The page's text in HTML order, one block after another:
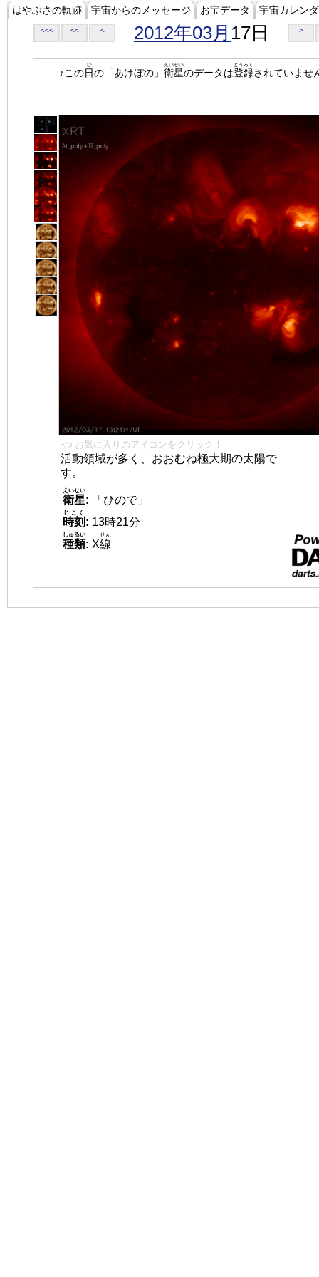
はやぶさの軌跡 宇宙からのメッセージ お宝データ 宇宙カレン
<<< << < 2012年03月 17日 >
♪この日
ひ
の「あけぼの」 衛星
えいせい
のデータは登録
とうろく
されていませ
👈 お気に入りのアイコンをクリック！
活動領域が多く、おおむね極大期の太陽で
す。
衛星
えいせい
:
「ひので」
時刻
じこく
: 13時21分
種類
しゅるい
: X線
せん